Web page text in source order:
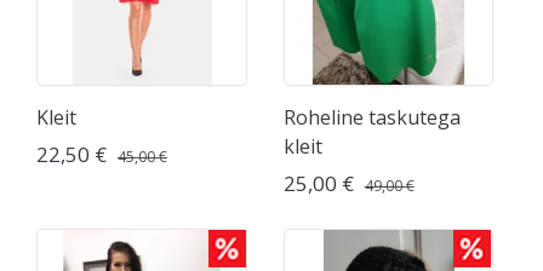
Kleit
22,50 € 45,00 €
Roheline taskutega
kleit
25,00 € 49,00 €